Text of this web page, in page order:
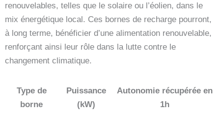
renouvelables, telles que le solaire ou l’éolien, dans le
mix énergétique local. Ces bornes de recharge pourront,
à long terme, bénéficier d’une alimentation renouvelable,
renforçant ainsi leur rôle dans la lutte contre le
changement climatique.
Type de
borne
Puissance
(kW)
Autonomie récupérée en
1h